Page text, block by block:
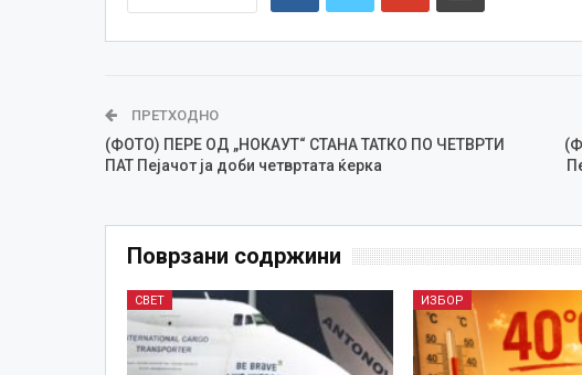
ПРЕТХОДНО
(ФОТО) ПЕРЕ ОД „НОКАУТ“ СТАНА ТАТКО ПО ЧЕТВРТИ
ПАТ Пејачот ја доби четвртата ќерка
Поврзани содржини
СВЕТ ИЗБОР